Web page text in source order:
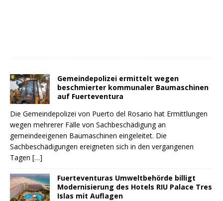
Gemeindepolizei ermittelt wegen
beschmierter kommunaler Baumaschinen
auf Fuerteventura
Die Gemeindepolizei von Puerto del Rosario hat Ermittlungen
wegen mehrerer Fälle von Sachbeschädigung an
gemeindeeigenen Baumaschinen eingeleitet. Die
Sachbeschädigungen ereigneten sich in den vergangenen
Tagen […]
Fuerteventuras Umweltbehörde billigt
Modernisierung des Hotels RIU Palace Tres
Islas mit Auflagen